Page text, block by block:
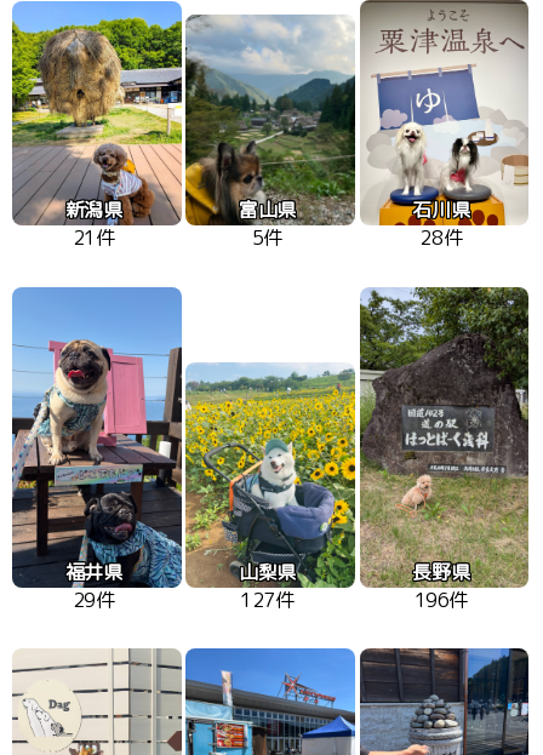
新潟県
21件
富山県
5件
石川県
28件
福井県
29件
山梨県
127件
長野県
196件